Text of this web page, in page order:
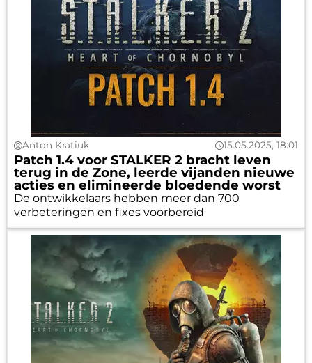
Anton Kratiuk 15.05.2025, 18:01
Patch 1.4 voor STALKER 2 bracht leven
terug in de Zone, leerde vijanden nieuwe
acties en elimineerde bloedende worst
De ontwikkelaars hebben meer dan 700
verbeteringen en fixes voorbereid